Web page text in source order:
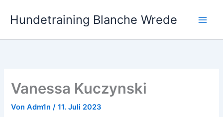
InhaltHundetraining Blanche Wrede
Vanessa Kuczynski
VonAdm1n/11. Juli 2023